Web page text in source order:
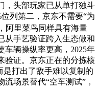
，头部玩家已从单打独斗
列第二，京东不需要“为
阿里菜鸟同样具有海量
从手艺验证跨入生态做和
车辆操纵率更高，2025年
验证。京东正在的分拣核
是打出了敌手难以复制的
场景替代“空车测试”，